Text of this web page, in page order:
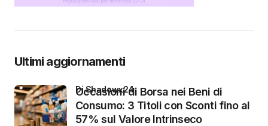
Ultimi aggiornamenti
Occasioni di Borsa nei Beni di
Consumo: 3 Titoli con Sconti fino al
57% sul Valore Intrinseco
di Shadowx24